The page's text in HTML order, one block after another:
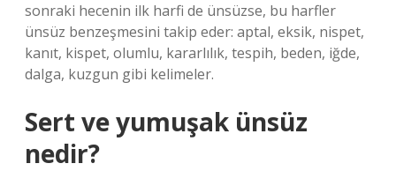
sonraki hecenin ilk harfi de ünsüzse, bu harfler
ünsüz benzeşmesini takip eder: aptal, eksik, nispet,
kanıt, kispet, olumlu, kararlılık, tespih, beden, iğde,
dalga, kuzgun gibi kelimeler.
Sert ve yumuşak ünsüz
nedir?